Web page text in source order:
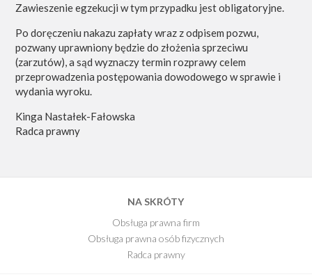
Zawieszenie egzekucji w tym przypadku jest obligatoryjne.
Po doręczeniu nakazu zapłaty wraz z odpisem pozwu,
pozwany uprawniony będzie do złożenia sprzeciwu
(zarzutów), a sąd wyznaczy termin rozprawy celem
przeprowadzenia postępowania dowodowego w sprawie i
wydania wyroku.
Kinga Nastałek-Fałowska
Radca prawny
NA SKRÓTY
Obsługa prawna firm
Obsługa prawna osób fizycznych
Radca prawny